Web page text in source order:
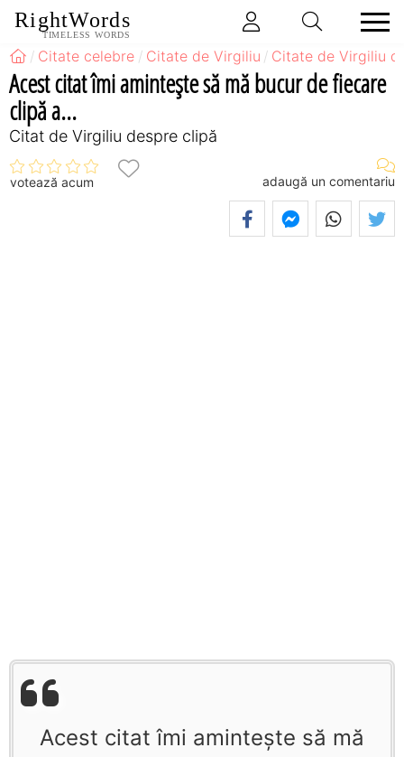
RightWords
TIMELESS WORDS
Citate celebre Citate de Virgiliu Citate de Virgiliu
Acest citat îmi aminteşte să mă bucur de fiecare
clipă a...
Citat de Virgiliu despre clipă
votează acum adaugă un comentariu
Acest citat îmi aminteşte să mă